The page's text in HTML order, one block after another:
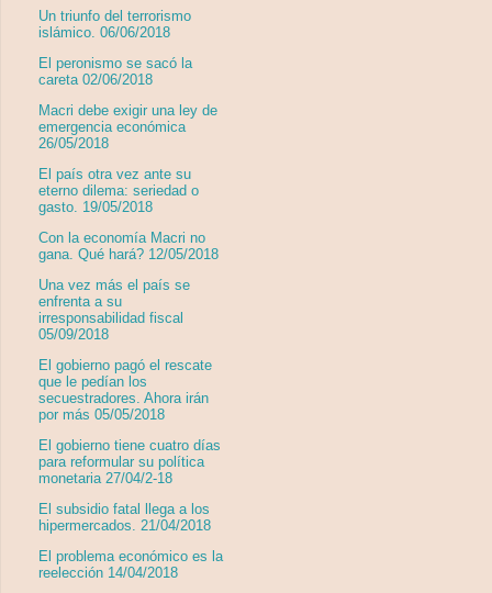
Un triunfo del terrorismo
islámico. 06/06/2018
El peronismo se sacó la
careta 02/06/2018
Macri debe exigir una ley de
emergencia económica
26/05/2018
El país otra vez ante su
eterno dilema: seriedad o
gasto. 19/05/2018
Con la economía Macri no
gana. Qué hará? 12/05/2018
Una vez más el país se
enfrenta a su
irresponsabilidad fiscal
05/09/2018
El gobierno pagó el rescate
que le pedían los
secuestradores. Ahora irán
por más 05/05/2018
El gobierno tiene cuatro días
para reformular su política
monetaria 27/04/2-18
El subsidio fatal llega a los
hipermercados. 21/04/2018
El problema económico es la
reelección 14/04/2018